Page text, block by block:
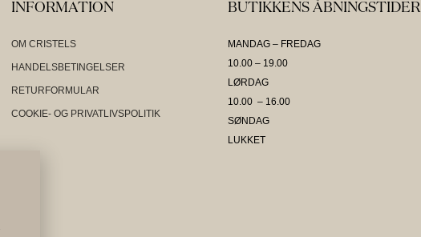
INFORMATION
OM CRISTELS
HANDELSBETINGELSER
RETURFORMULAR
COOKIE- OG PRIVATLIVSPOLITIK
BUTIKKENS ÅBNINGSTIDER
MANDAG – FREDAG
10.00 – 19.00
LØRDAG
10.00 – 16.00
SØNDAG
LUKKET